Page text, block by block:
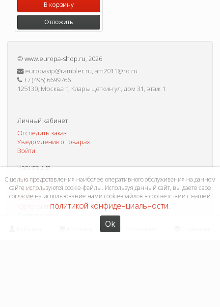
В корзину
Отложить
© www.europa-shop.ru, 2026
europavip@rambler.ru, am2011@ro.ru
+7 (495) 6699766
125130, Москва г, Клары Цеткин ул, дом 31, этаж 1
Личный кабинет
Отследить заказ
Уведомления о товарах
Войти
Навигация
Прайс-лист
Новости
Отзывы
Карта сайта
С целью предоставления наиболее оперативного обслуживания на данном
сайте используются cookie-файлы. Используя данный сайт, вы даете свое
согласие на использование нами cookie-файлов в соответствии с нашей
политикой конфиденциальности.
Ok